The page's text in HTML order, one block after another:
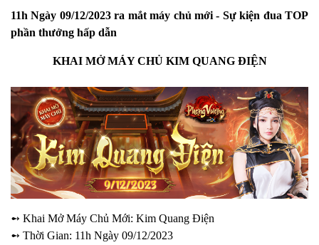
11h Ngày 09/12/2023 ra mắt máy chủ mới - Sự kiện đua TOP
phần thưởng hấp dẫn
KHAI MỞ MÁY CHỦ KIM QUANG ĐIỆN
➻ Khai Mở Máy Chủ Mới: Kim Quang Điện
➻ Thời Gian: 11h Ngày 09/12/2023